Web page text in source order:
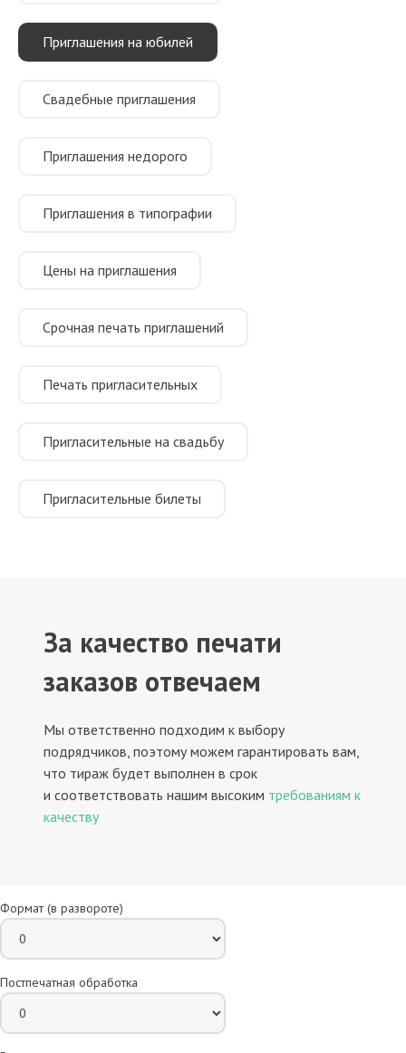
Приглашения на юбилей
Свадебные приглашения
Приглашения недорого
Приглашения в типографии
Цены на приглашения
Срочная печать приглашений
Печать пригласительных
Пригласительные на свадьбу
Пригласительные билеты
За качество печати
заказов отвечаем
Мы ответственно подходим к выбору
подрядчиков, поэтому можем гарантировать вам,
что тираж будет выполнен в срок
и соответствовать нашим высоким требованиям к
качеству
Формат (в развороте)
Постпечатная обработка